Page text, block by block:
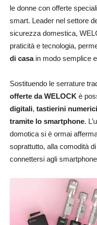
le donne con offerte
smart. Leader nel settore
sicurezza domestica,
praticità e tecnologia,
di casain modo semplice
Sostituendo le serrature
offerte da WELOCK è
digitali, tastierini numerici
tramite lo smartphone.
domotica si è ormai
soprattutto, alla comodità
connettersi agli